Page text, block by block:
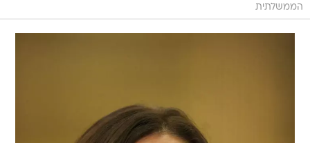
הממשלתית